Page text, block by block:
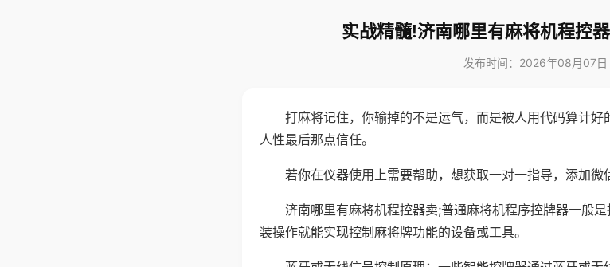
实战精髓!济南哪里有麻将机程控
发布时间：2026年08月07日
打麻将记住，你输掉的不是运气，而是被人用代码算计
人性最后那点信任。
若你在仪器使用上需要帮助，想获取一对一指导，添加微
济南哪里有麻将机程控器卖;普通麻将机程序控牌器一般
装操作就能实现控制麻将牌功能的设备或工具。